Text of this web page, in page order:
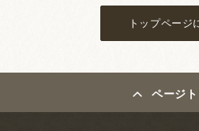
トップページ
ページ